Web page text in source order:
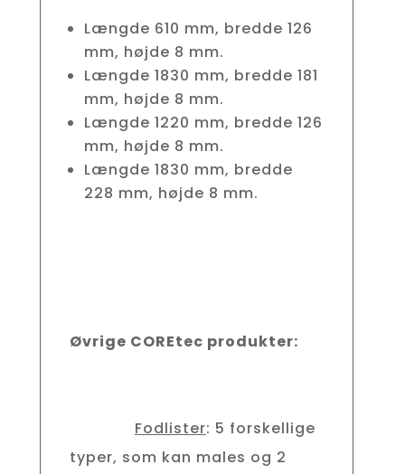
Længde 610 mm, bredde 126
mm, højde 8 mm.
Længde 1830 mm, bredde 181
mm, højde 8 mm.
Længde 1220 mm, bredde 126
mm, højde 8 mm.
Længde 1830 mm, bredde
228 mm, højde 8 mm.
Øvrige COREtec produkter:
Fodlister: 5 forskellige
typer, som kan males og 2